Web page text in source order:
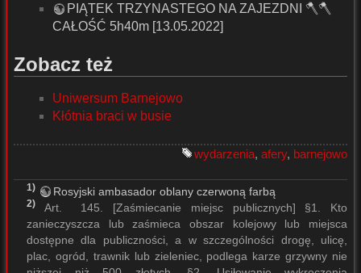
PIĄTEK TRZYNASTEGO NA ZAJEZDNI 🪓🪓
CAŁOŚĆ 5h40m [13.05.2022]
Zobacz też
Uniwersum Barnejowo
Kłótnia braci w busie
wydarzenia, afery, barnejowo
1) Rosyjski ambasador oblany czerwoną farbą
2)
Art. 145. [Zaśmiecanie miejsc publicznych] §1. Kto
zanieczyszcza lub zaśmieca obszar kolejowy lub miejsca
dostępne dla publiczności, a w szczególności drogę, ulicę,
plac, ogród, trawnik lub zieleniec, podlega karze grzywny nie